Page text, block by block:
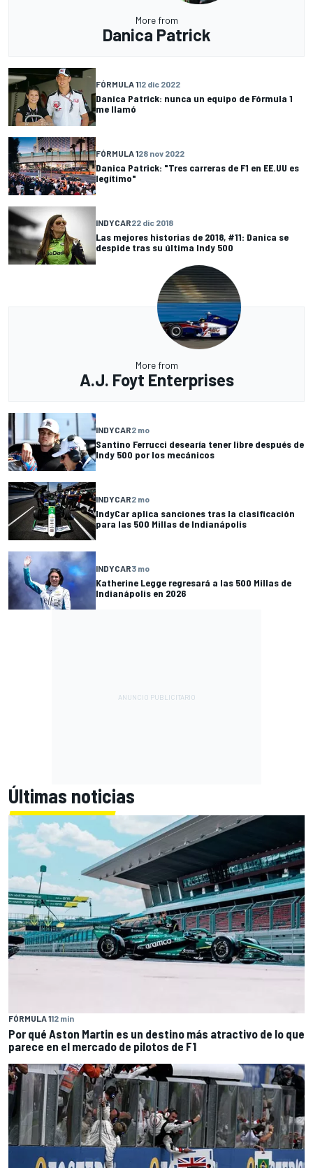
More from
Danica Patrick
FÓRMULA 112 dic 2022
Danica Patrick: nunca un equipo de Fórmula 1
me llamó
FÓRMULA 128 nov 2022
Danica Patrick: "Tres carreras de F1 en EE.UU es
legítimo"
INDYCAR22 dic 2018
Las mejores historias de 2018, #11: Danica se
despide tras su última Indy 500
More from
A.J. Foyt Enterprises
INDYCAR2 mo
Santino Ferrucci desearía tener libre después de
Indy 500 por los mecánicos
INDYCAR2 mo
IndyCar aplica sanciones tras la clasificación
para las 500 Millas de Indianápolis
INDYCAR3 mo
Katherine Legge regresará a las 500 Millas de
Indianápolis en 2026
Últimas noticias
FÓRMULA 112 min
Por qué Aston Martin es un destino más atractivo de lo que
parece en el mercado de pilotos de F1